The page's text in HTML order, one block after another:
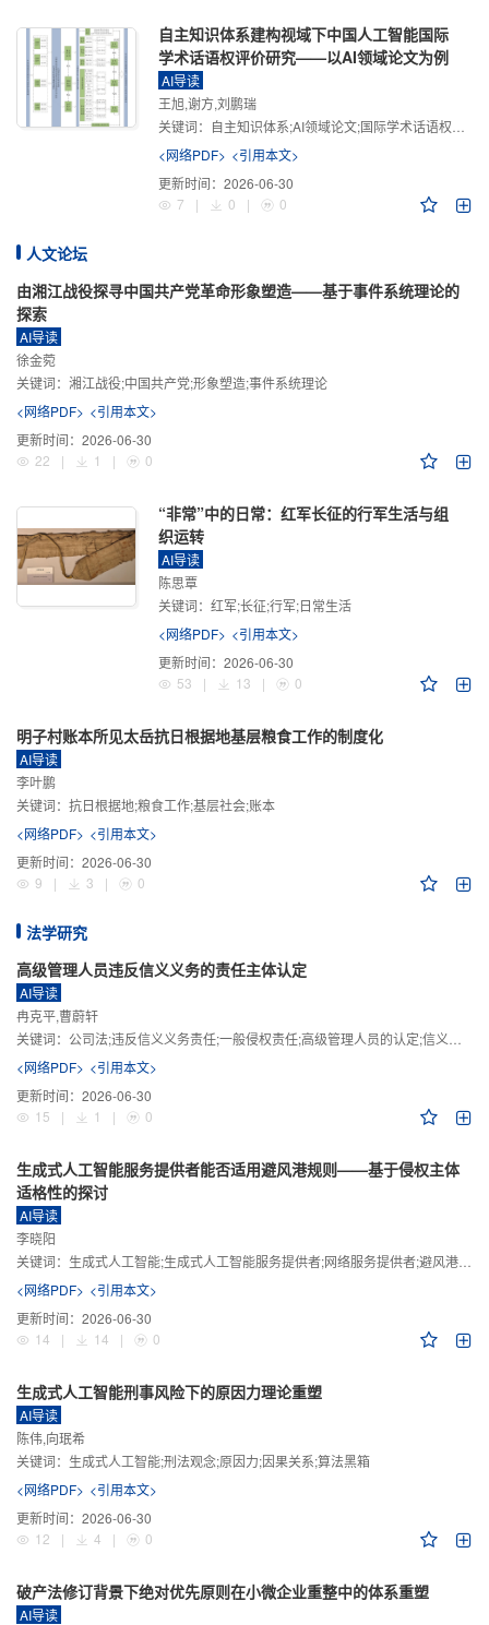
自主知识体系建构视域下中国人工智能国际
学术话语权评价研究——以AI领域论文为例
AI导读
王旭,谢方,刘鹏瑞
关键词： 自主知识体系;AI领域论文;国际学术话语权评价;学术影响力;学术感知力;学术传播力;学术引领力
<网络PDF> <引用本文>
更新时间： 2026-06-30
7
| 0 | 0
人文论坛
由湘江战役探寻中国共产党革命形象塑造——基于事件系统理论的
探索
AI导读
徐金菀
关键词： 湘江战役;中国共产党;形象塑造;事件系统理论
<网络PDF> <引用本文>
更新时间： 2026-06-30
22
| 1 | 0
“非常”中的日常：红军长征的行军生活与组
织运转
AI导读
陈思覃
关键词： 红军;长征;行军;日常生活
<网络PDF> <引用本文>
更新时间： 2026-06-30
53
| 13 | 0
明子村账本所见太岳抗日根据地基层粮食工作的制度化
AI导读
李叶鹏
关键词： 抗日根据地;粮食工作;基层社会;账本
<网络PDF> <引用本文>
更新时间： 2026-06-30
9
| 3 | 0
法学研究
高级管理人员违反信义义务的责任主体认定
AI导读
冉克平,曹蔚轩
关键词： 公司法;违反信义义务责任;一般侵权责任;高级管理人员的认定;信义义务
<网络PDF> <引用本文>
更新时间： 2026-06-30
15
| 1 | 0
生成式人工智能服务提供者能否适用避风港规则——基于侵权主体
适格性的探讨
AI导读
李晓阳
关键词： 生成式人工智能;生成式人工智能服务提供者;网络服务提供者;避风港规则;版权责任
<网络PDF> <引用本文>
更新时间： 2026-06-30
14
| 14 | 0
生成式人工智能刑事风险下的原因力理论重塑
AI导读
陈伟,向珉希
关键词： 生成式人工智能;刑法观念;原因力;因果关系;算法黑箱
<网络PDF> <引用本文>
更新时间： 2026-06-30
12
| 4 | 0
破产法修订背景下绝对优先原则在小微企业重整中的体系重塑
AI导读